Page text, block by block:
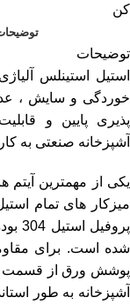
کن
توضیحات
استیل استینلس
خوردگی و سایش ،
پذیری پایین و
آشپزخانه صنعتی به
یکی از مهمترین آیتم
شده است. برای
پوشش ورق از قسمت